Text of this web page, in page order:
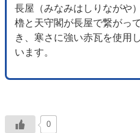
長屋（みなみはしりながや
櫓と天守閣が長屋で繋がっ
き、寒さに強い赤瓦を使用
います。
0